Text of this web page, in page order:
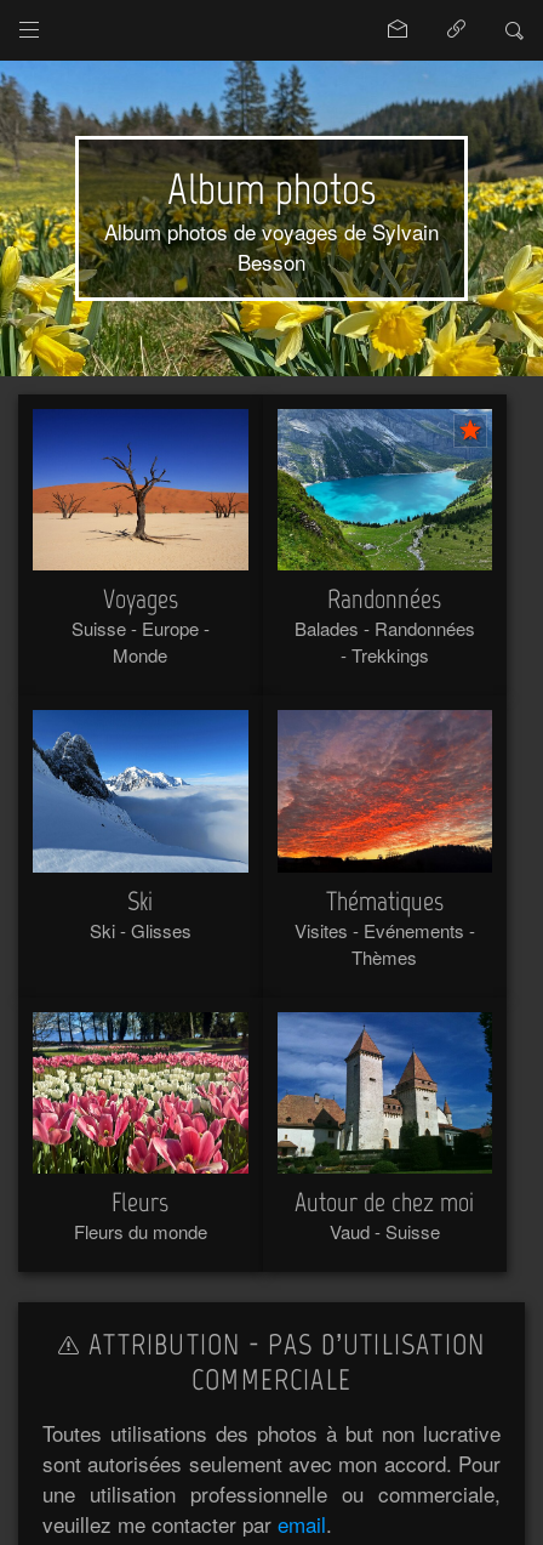
Album photos
Album photos de voyages de Sylvain
Besson
Voyages
Suisse - Europe -
Monde
Randonnées
Balades - Randonnées
- Trekkings
Ski
Ski - Glisses
Thématiques
Visites - Evénements -
Thèmes
Fleurs
Fleurs du monde
Autour de chez moi
Vaud - Suisse
ATTRIBUTION - PAS D’UTILISATION
COMMERCIALE
Toutes utilisations des photos à but non lucrative
sont autorisées seulement avec mon accord. Pour
une utilisation professionnelle ou commerciale,
veuillez me contacter par email.